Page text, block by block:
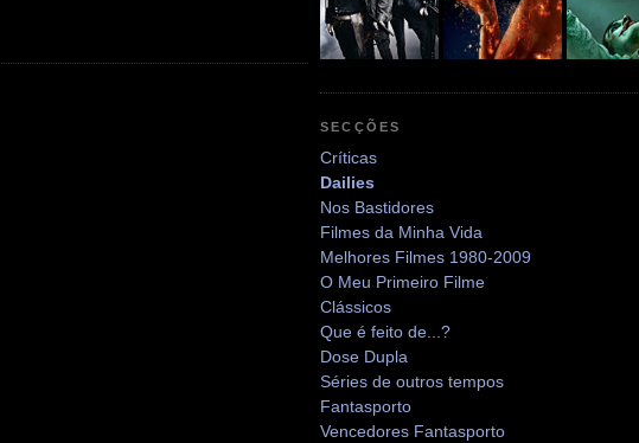
SECÇÕES
Críticas
Dailies
Nos Bastidores
Filmes da Minha Vida
Melhores Filmes 1980-2009
O Meu Primeiro Filme
Clássicos
Que é feito de...?
Dose Dupla
Séries de outros tempos
Fantasporto
Vencedores Fantasporto